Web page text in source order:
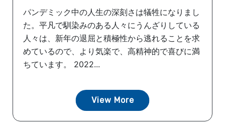
パンデミック中の人生の深刻さは犠牲になりまし
た。平凡で馴染みのある人々にうんざりしている
人々は、新年の退屈と積極性から逃れることを求
めているので、より気楽で、高精神的で喜びに満
ちています。 2022...
View More